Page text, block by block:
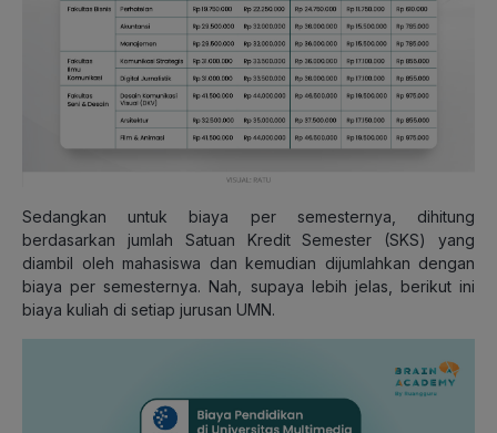
Sedangkan untuk biaya per semesternya, dihitung
berdasarkan jumlah Satuan Kredit Semester (SKS) yang
diambil oleh mahasiswa dan kemudian dijumlahkan dengan
biaya per semesternya. Nah, supaya lebih jelas, berikut ini
biaya kuliah di setiap jurusan UMN.